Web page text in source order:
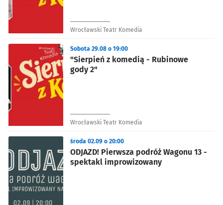
Wrocławski Teatr Komedia
"Sierpień z komedią - Rubinowe
gody 2"
Sobota 29.08 o 19:00
Wrocławski Teatr Komedia
ODJAZD! Pierwsza podróż Wagonu 13 -
spektakl improwizowany
środa 02.09 o 20:00